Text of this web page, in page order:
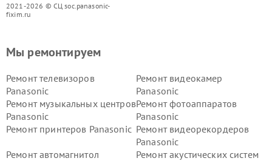
2021-2026 © СЦ soc.panasonic-
fixim.ru
Мы ремонтируем
Ремонт телевизоров
Panasonic
Ремонт видеокамер
Panasonic
Ремонт музыкальных центров
Panasonic
Ремонт фотоаппаратов
Panasonic
Ремонт принтеров Panasonic Ремонт видеорекордеров
Panasonic
Ремонт автомагнитол
Ремонт акустических систем